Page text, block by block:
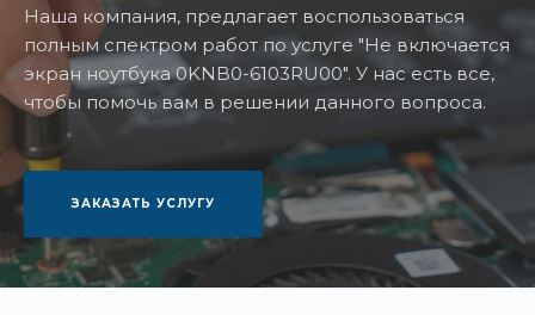
Наша компания, предлагает воспользоваться
полным спектром работ по услуге "Не включается
экран ноутбука 0KNB0-6103RU00". У нас есть все,
чтобы помочь вам в решении данного вопроса.
ЗАКАЗАТЬ УСЛУГУ